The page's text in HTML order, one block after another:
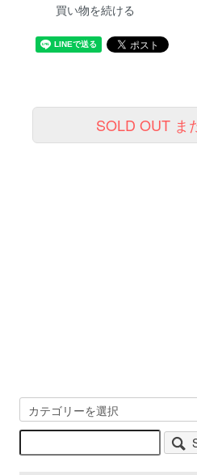
買い物を続ける
SOLD OUT ま